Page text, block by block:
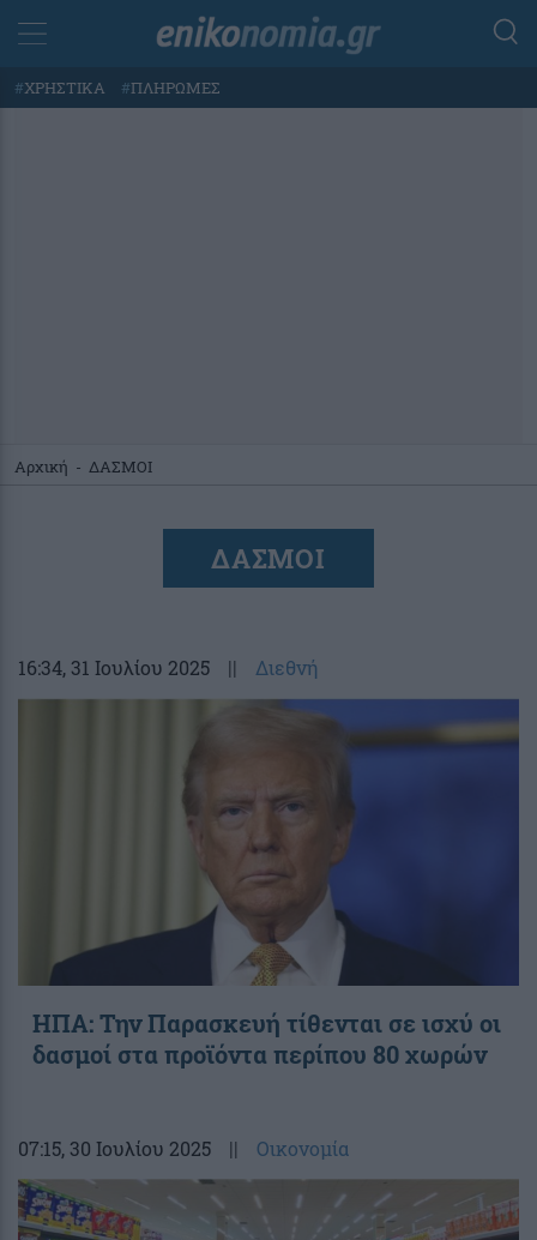
#ΧΡΗΣΤΙΚΑ #ΠΛΗΡΩΜΕΣ
Αρχική - ΔΑΣΜΟΙ
ΔΑΣΜΟΙ
16:34, 31 Ιουλίου 2025 || Διεθνή
ΗΠΑ: Την Παρασκευή τίθενται σε ισχύ οι
δασμοί στα προϊόντα περίπου 80 χωρών
07:15, 30 Ιουλίου 2025 || Οικονομία